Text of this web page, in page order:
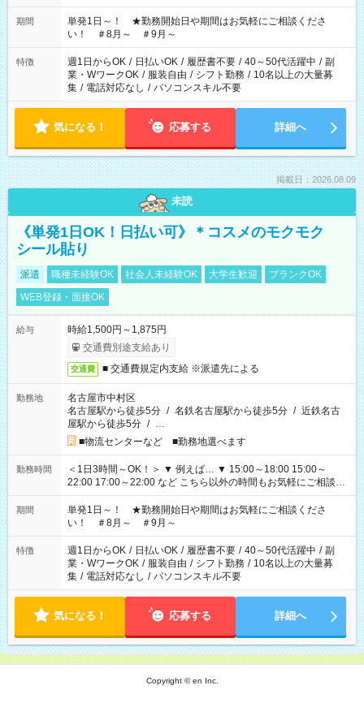
期間
単発1日～！ ★勤務開始日や期間はお気軽にご相談くださ
い！ ＃8月～ ＃9月～
特徴 週1日からOK / 日払いOK / 履歴書不要 / 40～50代活躍中 / 副
業・WワークOK / 服装自由 / シフト勤務 / 10名以上の大量募
集 / 電話対応なし / パソコンスキル不要
気になる！ 応募する 詳細へ
掲載日：2026.08.09
未読
《単発1日OK！日払い可》＊コスメのモクモク
シール貼り
派遣 職種未経験OK 社会人未経験OK 大学生歓迎
ブランクOK
WEB登録・面接OK
給与
時給1,500円～1,875円
交通費別途支給あり
交通費 ■ 交通費規定内支給 ※派遣先による
勤務地
名古屋市中村区
名古屋駅から徒歩5分 / 名鉄名古屋駅から徒歩5分 / 近鉄名古
屋駅から徒歩5分 / …
■物流センターなど ■勤務地選べます
勤務時間
＜1日3時間～OK！＞ ▼ 例えば… ▼ 15:00～18:00 15:00～
22:00 17:00～22:00 など こちら以外の時間もお気軽にご相談く
ださい！
期間
単発1日～！ ★勤務開始日や期間はお気軽にご相談くださ
い！ ＃8月～ ＃9月～
特徴 週1日からOK / 日払いOK / 履歴書不要 / 40～50代活躍中 / 副
業・WワークOK / 服装自由 / シフト勤務 / 10名以上の大量募
集 / 電話対応なし / パソコンスキル不要
気になる！ 応募する 詳細へ
Copyright © en Inc.